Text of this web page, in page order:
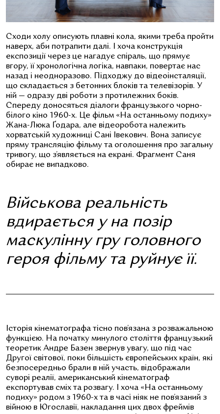
Сходи холу описують плавні кола, якими треба пройти
наверх, аби потрапити далі. І хоча конструкція
експозиції через це нагадує спіраль, що прямує
вгору, її хронологічна логіка, навпаки, повертає нас
назад і неодноразово. Підходжу до відеоінсталяції,
що складається з бетонних блоків та телевізорів. У
ній — одразу дві роботи з протилежних боків.
Спереду доносяться діалоги французького чорно-
білого кіно 1960-х. Це фільм «На останньому подиху»
Жана-Люка Ґодара, але відеоробота належить
хорватській художниці Сані Івекович. Вона записує
пряму трансляцію фільму та оголошення про загальну
тривогу, що з’являється на екрані. Фрагмент Саня
обирає не випадково.
Військова реальність
вдирається у на позір
маскулінну гру головного
героя фільму та руйнує її.
Історія кінематографа тісно пов’язана з розважальною
функцією. На початку минулого століття французький
теоретик Андре Базен звернув увагу, що під час
Другої світової, поки більшість європейських країн, які
безпосередньо брали в ній участь, відображали
суворі реалії, американський кінематограф
експортував сміх та розвагу. І хоча «На останньому
подиху» родом з 1960-х та в часі ніяк не пов’язаний з
війною в Югославії, накладання цих двох фреймів